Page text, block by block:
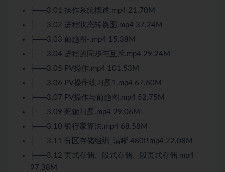
├──3.01 操作系统概述.mp4 21.70M
├──3.02 进程状态转换图.mp4 37.24M
├──3.03 前趋图-.mp4 15.38M
├──3.04 进程的同步与互斥.mp4 29.24M
├──3.05 PV操作.mp4 101.53M
├──3.06 PV操作练习题1.mp4 67.60M
├──3.07 PV操作与前趋图.mp4 52.75M
├──3.09 死锁问题.mp4 29.06M
├──3.10 银行家算法.mp4 68.58M
├──3.11 分区存储组织_清晰 480P.mp4 22.08M
├──3.12 页式存储、段式存储、段页式存储.mp4
97.38M